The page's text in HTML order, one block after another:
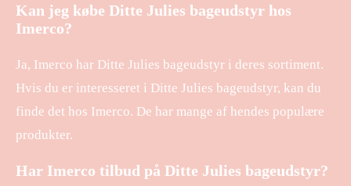
Kan jeg købe Ditte Julies bageudstyr hos
Imerco?
Ja, Imerco har Ditte Julies bageudstyr i deres sortiment.
Hvis du er interesseret i Ditte Julies bageudstyr, kan du
finde det hos Imerco. De har mange af hendes populære
produkter.
Har Imerco tilbud på Ditte Julies bageudstyr?